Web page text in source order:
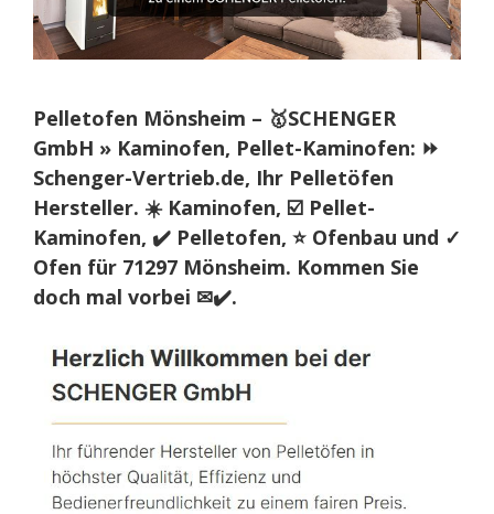
Pelletofen Mönsheim – 🥇SCHENGER
GmbH » Kaminofen, Pellet-Kaminofen: ⏩
Schenger-Vertrieb.de, Ihr Pelletöfen
Hersteller. ☀️ Kaminofen, ☑️ Pellet-
Kaminofen, ✔️ Pelletofen, ⭐ Ofenbau und ✓
Ofen für 71297 Mönsheim. Kommen Sie
doch mal vorbei ✉✔️.